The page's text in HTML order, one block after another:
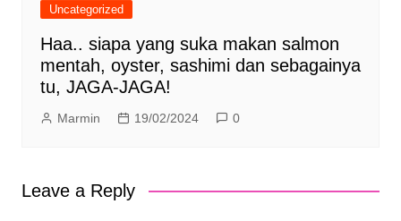
Uncategorized
Haa.. siapa yang suka makan salmon
mentah, oyster, sashimi dan sebagainya
tu, JAGA-JAGA!
Marmin 19/02/2024 0
Leave a Reply